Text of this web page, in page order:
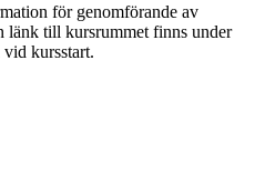
för genomförande av
länk till kursrummet finns under
kursstart.